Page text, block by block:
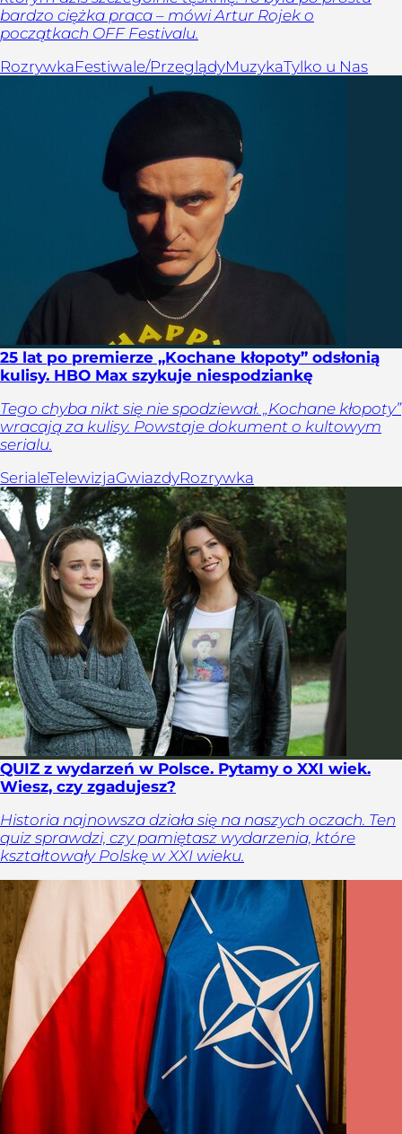
bardzo ciężka praca – mówi Artur Rojek o
początkach OFF Festivalu.
RozrywkaFestiwale/PrzeglądyMuzykaTylko u Nas
25 lat po premierze „Kochane kłopoty” odsłonią
kulisy. HBO Max szykuje niespodziankę
Tego chyba nikt się nie spodziewał. „Kochane kłopoty”
wracają za kulisy. Powstaje dokument o kultowym
serialu.
SerialeTelewizjaGwiazdyRozrywka
QUIZ z wydarzeń w Polsce. Pytamy o XXI wiek.
Wiesz, czy zgadujesz?
Historia najnowsza działa się na naszych oczach. Ten
quiz sprawdzi, czy pamiętasz wydarzenia, które
kształtowały Polskę w XXI wieku.